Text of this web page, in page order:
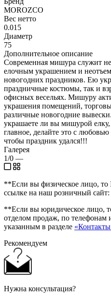
MOROZCO
Вес нетто
0.015
Диаметр
75
Дополнительное описание
Современная мишура служит
елочным украшением и
новогодних праздников. Ею
праздничные костюмы, так и
офисных весельях. Мишуру
украшения помещений,
различные новогодние
украшаете ли вы мишурой
главное, делайте это с
чтобы праздник удался!!!
Галерея
1/0 —
**Если вы физическое лицо,
ссылке на наш розничный сайт:
**Если вы юридическое лицо,
отделом продаж, по телефонам
указанным в разделе
Рекомендуем
Нужна консультация?